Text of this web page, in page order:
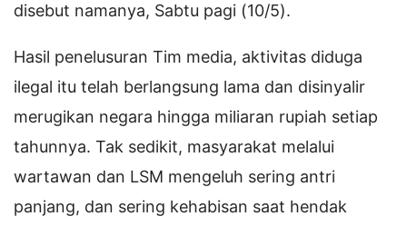
disebut namanya, Sabtu pagi (10/5).
Hasil penelusuran Tim media, aktivitas diduga
ilegal itu telah berlangsung lama dan disinyalir
merugikan negara hingga miliaran rupiah setiap
tahunnya. Tak sedikit, masyarakat melalui
wartawan dan LSM mengeluh sering antri
panjang, dan sering kehabisan saat hendak